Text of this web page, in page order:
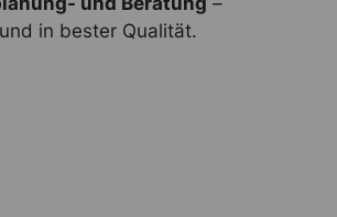
in bester Qualität.